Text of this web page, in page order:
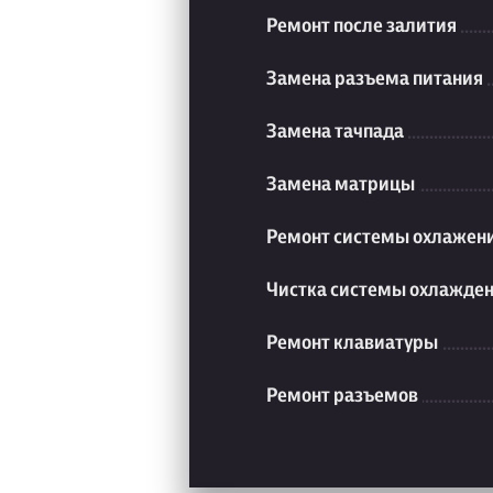
Ремонт после залития
Замена разъема питания
Замена тачпада
Замена матрицы
Ремонт системы
Чистка системы
Ремонт клавиатуры
Ремонт разъемов